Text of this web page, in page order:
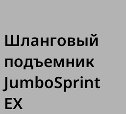
Шланговый
подъемник
JumboSprint
EX